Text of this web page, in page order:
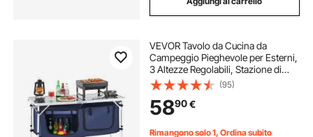
VEVOR Tavolo da Cucina da
Campeggio Pieghevole per Esterni,
3 Altezze Regolabili, Stazione di
Cottura Portatile Leggera in
Alluminio con Organizzatore per
Riporre Oggetti, Maniglia per
Trasporto, Blu
(95)
5890€
Rimangono solo 1, Ordina subito